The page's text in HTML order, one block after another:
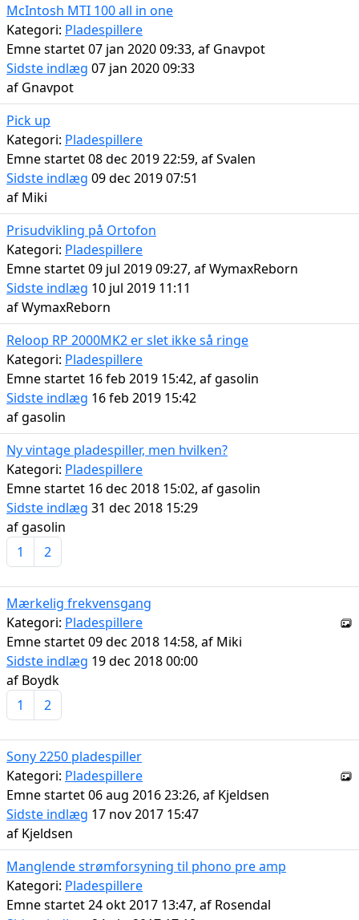
McIntosh MTI 100 all in one
Kategori: Pladespillere
Emne startet 07 jan 2020 09:33, af Gnavpot
Sidste indlæg 07 jan 2020 09:33
af Gnavpot
Pick up
Kategori: Pladespillere
Emne startet 08 dec 2019 22:59, afSvalen
Sidste indlæg 09 dec 2019 07:51
af Miki
Prisudvikling på Ortofon
Kategori: Pladespillere
Emne startet 09 jul 2019 09:27, afWymaxReborn
Sidste indlæg 10 jul 2019 11:11
afWymaxReborn
Reloop RP 2000MK2 er slet ikke så ringe
Kategori: Pladespillere
Emne startet 16 feb 2019 15:42, afgasolin
Sidste indlæg 16 feb 2019 15:42
afgasolin
Ny vintage pladespiller, men hvilken?
Kategori: Pladespillere
Emne startet 16 dec 2018 15:02, afgasolin
Sidste indlæg 31 dec 2018 15:29
afgasolin
1
2
Mærkelig frekvensgang
Kategori: Pladespillere
Emne startet 09 dec 2018 14:58, af Miki
Sidste indlæg 19 dec 2018 00:00
af Boydk
1
2
Sony 2250 pladespiller
Kategori: Pladespillere
Emne startet 06 aug 2016 23:26, af Kjeldsen
Sidste indlæg 17 nov 2017 15:47
af Kjeldsen
Manglende strømforsyning til phono pre amp
Kategori: Pladespillere
Emne startet 24 okt 2017 13:47, af Rosendal